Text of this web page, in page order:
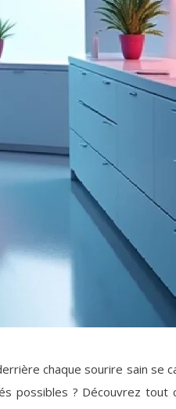
chaque sourire sain se
possibles ? Découvrez tout